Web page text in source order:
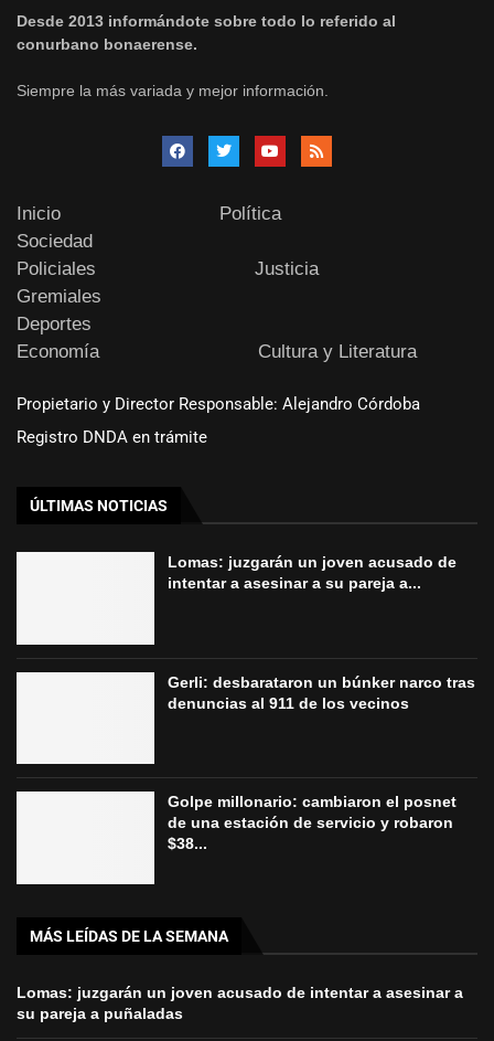
Desde 2013 informándote sobre todo lo referido al
conurbano bonaerense.
Siempre la más variada y mejor información.
Inicio
Política
Sociedad
Policiales
Justicia
Gremiales
Deportes
Economía
Cultura y Literatura
Propietario y Director Responsable: Alejandro Córdoba
Registro DNDA en trámite
ÚLTIMAS NOTICIAS
Lomas: juzgarán un joven acusado de
intentar a asesinar a su pareja a...
Gerli: desbarataron un búnker narco tras
denuncias al 911 de los vecinos
Golpe millonario: cambiaron el posnet
de una estación de servicio y robaron
$38...
MÁS LEÍDAS DE LA SEMANA
Lomas: juzgarán un joven acusado de intentar a asesinar a
su pareja a puñaladas